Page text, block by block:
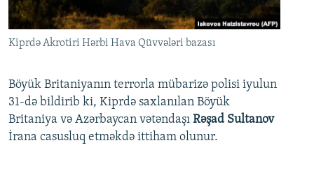
Kiprdə Akrotiri Hərbi Hava Qüvvələri bazası
Böyük Britaniyanın terrorla mübarizə polisi iyulun
31-də bildirib ki, Kiprdə saxlanılan Böyük
Britaniya və Azərbaycan vətəndaşı Rəşad Sultanov
İrana casusluq etməkdə ittiham olunur.